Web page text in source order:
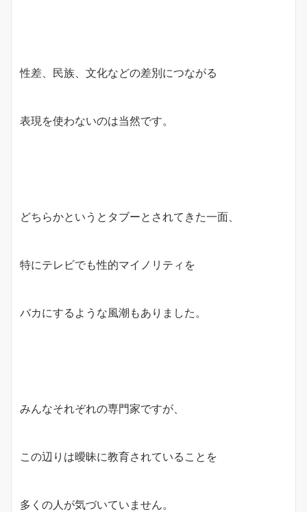
性差、民族、文化などの差別につながる
表現を使わないのは当然です。
どちらかというとタブーとされてきた一面、
特にテレビでも性的マイノリティを
バカにするような風潮もありました。
みんなそれぞれの専門家ですが、
この辺りは曖昧に教育されていることを
多くの人が気づいていません。